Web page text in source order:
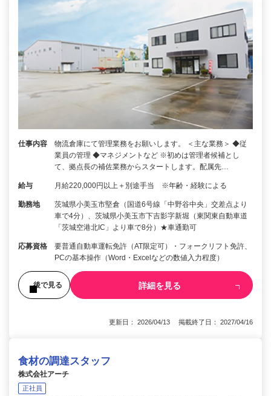
仕事内容
物流倉庫にて管理業務をお願いします。 ＜主な業務＞ ◆従
業員の管理 ◆マネジメントなど ※初めは管理者候補とし
て、拠点長の補佐業務からスタートします。配属先…
給与 月給220,000円以上＋別途手当 ※年齢・経験による
勤務地
茨城県小美玉市堅倉（国道6号線「中野谷中央」交差点より
車で4分）、茨城県小美玉市下吉影字新堀（東関東自動車道
「茨城空港北IC」より車で8分）★車通勤可
応募資格
要普通自動車運転免許（AT限定可）・フォークリフト免許、
PCの基本操作（Word・Excelなどの数値入力程度）
後で見る 詳細を見る
更新日： 2026/04/13 掲載終了日： 2027/04/16
食材の調達スタッフ
株式会社アーチ
正社員